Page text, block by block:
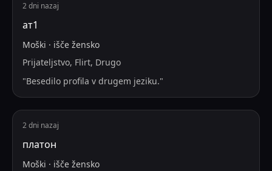
2 dni nazaj
ат1
Moški · išče žensko
Prijateljstvo, Flirt, Drugo
"Besedilo profila v drugem jeziku."
2 dni nazaj
платон
Moški · išče žensko